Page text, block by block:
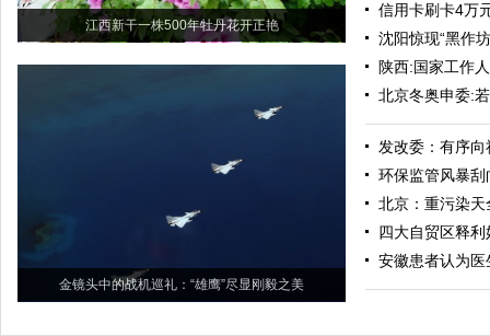
江西新干一株500年牡丹花开正艳
金镜头中的战机巡礼：“雄鹰”尽显刚毅之美
信用卡刷卡4万
沈阳惊现“黑作
陕西:国家工作
北京冬奥申委:
发改委：有序
环保监管风暴
北京：重污染
四大自贸区释
安徽患者认为